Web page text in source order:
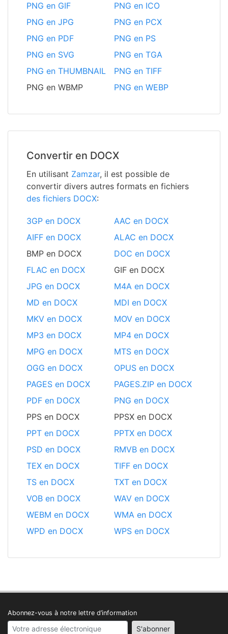
PNG en GIF
PNG en ICO
PNG en JPG
PNG en PCX
PNG en PDF
PNG en PS
PNG en SVG
PNG en TGA
PNG en THUMBNAIL
PNG en TIFF
PNG en WBMP
PNG en WEBP
Convertir en DOCX
En utilisant Zamzar, il est possible de
convertir divers autres formats en fichiers
des fichiers DOCX:
3GP en DOCX
AAC en DOCX
AIFF en DOCX
ALAC en DOCX
BMP en DOCX
DOC en DOCX
FLAC en DOCX
GIF en DOCX
JPG en DOCX
M4A en DOCX
MD en DOCX
MDI en DOCX
MKV en DOCX
MOV en DOCX
MP3 en DOCX
MP4 en DOCX
MPG en DOCX
MTS en DOCX
OGG en DOCX
OPUS en DOCX
PAGES en DOCX
PAGES.ZIP en DOCX
PDF en DOCX
PNG en DOCX
PPS en DOCX
PPSX en DOCX
PPT en DOCX
PPTX en DOCX
PSD en DOCX
RMVB en DOCX
TEX en DOCX
TIFF en DOCX
TS en DOCX
TXT en DOCX
VOB en DOCX
WAV en DOCX
WEBM en DOCX
WMA en DOCX
WPD en DOCX
WPS en DOCX
Abonnez-vous à notre lettre d’information
Your email address S'abonner